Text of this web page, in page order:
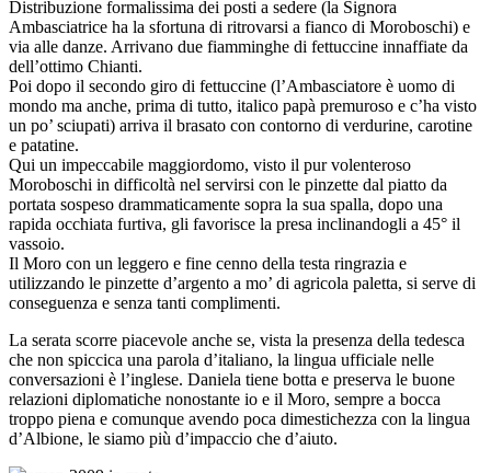
Distribuzione formalissima dei posti a sedere (la Signora
Ambasciatrice ha la sfortuna di ritrovarsi a fianco di Moroboschi) e
via alle danze. Arrivano due fiamminghe di fettuccine innaffiate da
dell’ottimo Chianti.
Poi dopo il secondo giro di fettuccine (l’Ambasciatore è uomo di
mondo ma anche, prima di tutto, italico papà premuroso e c’ha visto
un po’ sciupati) arriva il brasato con contorno di verdurine, carotine
e patatine.
Qui un impeccabile maggiordomo, visto il pur volenteroso
Moroboschi in difficoltà nel servirsi con le pinzette dal piatto da
portata sospeso drammaticamente sopra la sua spalla, dopo una
rapida occhiata furtiva, gli favorisce la presa inclinandogli a 45° il
vassoio.
Il Moro con un leggero e fine cenno della testa ringrazia e
utilizzando le pinzette d’argento a mo’ di agricola paletta, si serve di
conseguenza e senza tanti complimenti.
La serata scorre piacevole anche se, vista la presenza della tedesca
che non spiccica una parola d’italiano, la lingua ufficiale nelle
conversazioni è l’inglese. Daniela tiene botta e preserva le buone
relazioni diplomatiche nonostante io e il Moro, sempre a bocca
troppo piena e comunque avendo poca dimestichezza con la lingua
d’Albione, le siamo più d’impaccio che d’aiuto.